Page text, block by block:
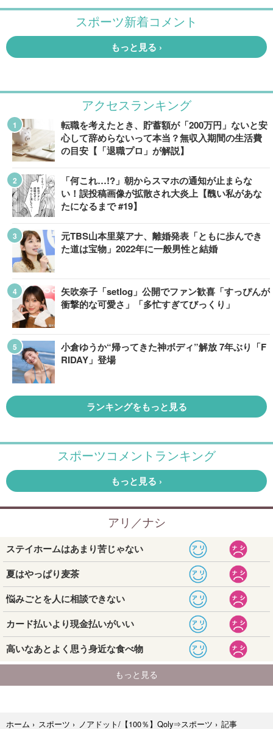
アクセスランキング
転職を考えたとき、貯蓄額が「200万円」ないと安
心して辞めらないって本当？無収入期間の生活費
の目安【「退職プロ」が解説】
「何これ…!?」朝からスマホの通知が止まらな
い！誤投稿画像が拡散され大炎上【醜い私があな
たになるまで #19】
元TBS山本里菜アナ、離婚発表「ともに歩んでき
た道は宝物」2022年に一般男性と結婚
矢吹奈子「setlog」公開でファン歓喜「すっぴんが
衝撃的な可愛さ」「多忙すぎてびっくり」
小倉ゆうか“帰ってきた神ボディ”解放 7年ぶり「F
RIDAY」登場
ランキングをもっと見る
ホーム › スポーツ › ノアドット/【100％】Qoly⇒スポーツ › 記事